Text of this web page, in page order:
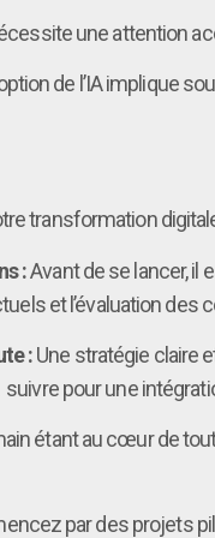
une attention
de l’IA implique
transformation
:Avant de se lancer, il
et l’évaluation
:Une stratégie claire
pour une
étant au cœur de
par des projets